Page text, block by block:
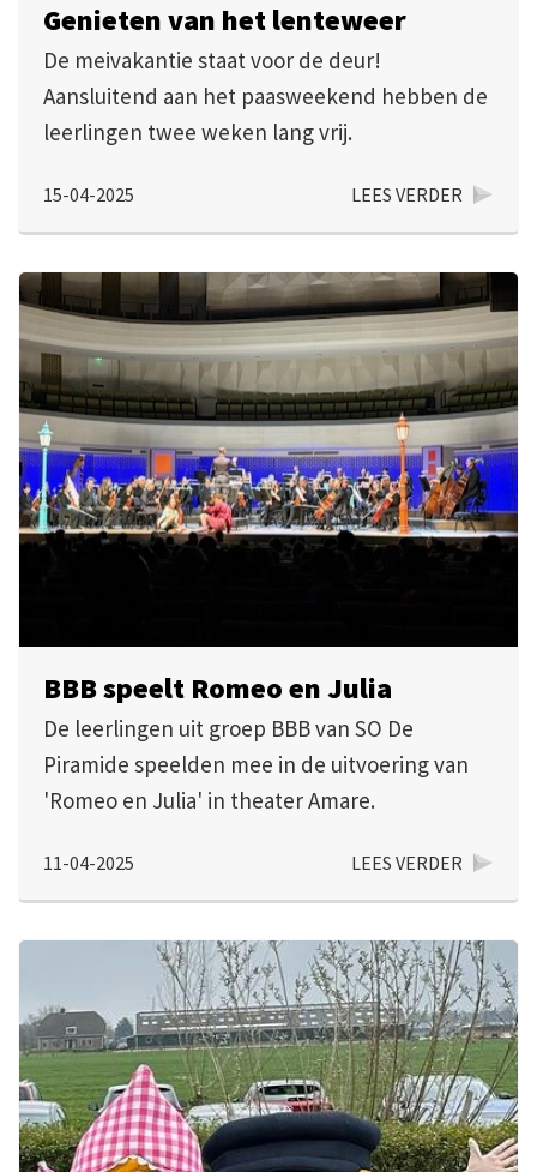
Genieten van het lenteweer
De meivakantie staat voor de deur!
Aansluitend aan het paasweekend hebben de
leerlingen twee weken lang vrij.
15-04-2025 LEES VERDER
BBB speelt Romeo en Julia
De leerlingen uit groep BBB van SO De
Piramide speelden mee in de uitvoering van
'Romeo en Julia' in theater Amare.
11-04-2025 LEES VERDER